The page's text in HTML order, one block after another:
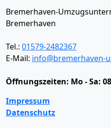
Bremerhaven-
Bremerhaven
Tel.: 01579-2482367
E-Mail: info@bremerhaven-
Öffnungszeiten: Mo - Sa:
Impressum
Datenschutz